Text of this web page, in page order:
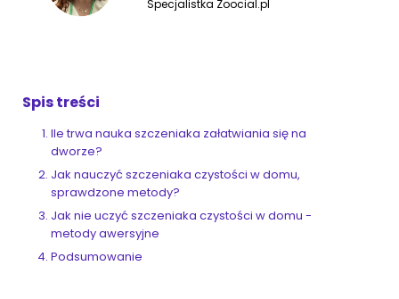
Specjalistka Zoocial.pl
Spis treści
Ile trwa nauka szczeniaka załatwiania się na
dworze?
Jak nauczyć szczeniaka czystości w domu,
sprawdzone metody?
Jak nie uczyć szczeniaka czystości w domu -
metody awersyjne
Podsumowanie